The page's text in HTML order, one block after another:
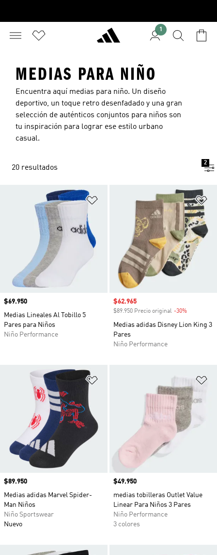
1
MEDIAS PARA NIÑO
Encuentra aquí medias para niño. Un diseño
deportivo, un toque retro desenfadado y una gran
selección de auténticos conjuntos para niños son
tu inspiración para lograr ese estilo urbano
casual.
20 resultados
2
Añadir a la lista de deseos
Precio
$69.950
Medias Lineales Al Tobillo 5
Pares para Niños
Niño Performance
Precio de venta
$62.965
$89.950 Precio original -30%
Medias adidas Disney Lion King 3
Pares
Niño Performance
Añadir a la lista de deseos
Precio
$89.950
Medias adidas Marvel Spider-
Man Niños
Niño Sportswear
Nuevo
Precio
$49.950
medias tobilleras Outlet Value
Linear Para Niños 3 Pares
Niño Performance
3 colores